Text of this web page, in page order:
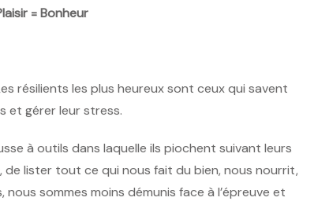
= Bonheur
résilients les plus heureux sont ceux qui savent
et gérer leur stress.
à outils dans laquelle ils piochent suivant leurs
de lister tout ce qui nous fait du bien, nous nourrit,
sommes moins démunis face à l’épreuve et